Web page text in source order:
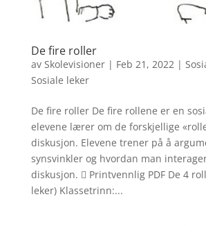
De fire roller
av Skolevisioner| Feb 21, 2022|
Sosiale leker
De fire roller De fire rollene er en
elevene lærer om de forskjellige
diskusjon. Elevene trener på å
synsvinkler og hvordan man
diskusjon.  ​Printvennlig PDF De 4
leker) Klassetrinn:...